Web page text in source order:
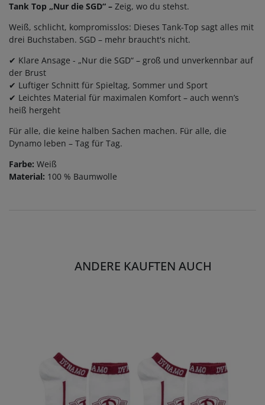
Tank Top „Nur die SGD“ – Zeig, wo du stehst.
Weiß, schlicht, kompromisslos: Dieses Tank-Top sagt alles mit
drei Buchstaben. SGD – mehr braucht's nicht.
✔ Klare Ansage - „Nur die SGD“ – groß und unverkennbar auf
der Brust
✔ Luftiger Schnitt für Spieltag, Sommer und Sport
✔ Leichtes Material für maximalen Komfort – auch wenn’s
heiß hergeht
Für alle, die keine halben Sachen machen. Für alle, die
Dynamo leben – Tag für Tag.
Farbe: Weiß
Material: 100 % Baumwolle
ANDERE KAUFTEN AUCH